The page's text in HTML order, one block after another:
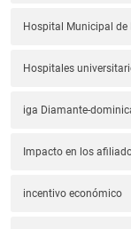
Hospital Municipal de
Hospitales
iga Diamante-
Impacto en los
incentivo económico